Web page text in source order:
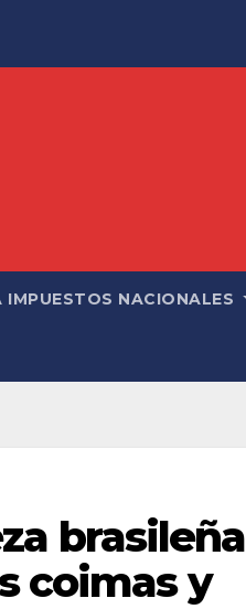
IMPUESTOS NACIONALES
brasileña
coimas y